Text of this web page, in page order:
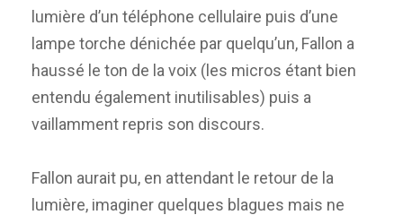
lumière d’un téléphone cellulaire puis d’une
lampe torche dénichée par quelqu’un, Fallon a
haussé le ton de la voix (les micros étant bien
entendu également inutilisables) puis a
vaillamment repris son discours.
Fallon aurait pu, en attendant le retour de la
lumière, imaginer quelques blagues mais ne